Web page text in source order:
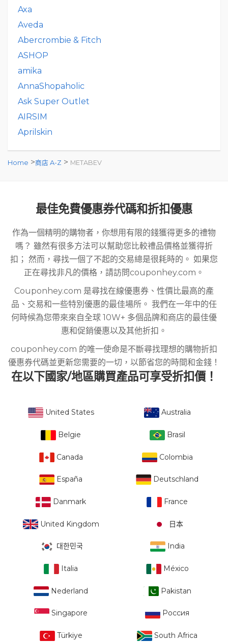
Axa
Aveda
Abercrombie & Fitch
ASHOP
amika
AnnaShopaholic
Ask Super Outlet
AIRSIM
Aprilskin
Home >商店 A-Z > METABEV
最佳免費優惠券代碼和折扣優惠
作為一個精明的購物者，你想用有限的錢獲得更多的禮物
嗎？ 雖然有很多方法可以幫助您比較禮品價格並獲得折
扣； 然而，尋找一個了不起的交易總是很耗時的。 如果您
正在尋找非凡的價格，請訪問couponhey.com。
Couponhey.com 是尋找在線優惠券、性價比最高的產
品、交易和一些特別優惠的最佳場所。 我們在一年中的任
何時候為您帶來來自全球 10W+ 多個品牌和商店的最佳優
惠和促銷優惠以及其他折扣。
couponhey.com 的唯一使命是不斷尋找理想的購物折扣
優惠券代碼並更新您需要的一切，以節省您的時間和金錢！
在以下國家/地區購買產品可享受折扣價！
United States Australia
Belgie Brasil
Canada Colombia
España Deutschland
Danmark France
United Kingdom 日本
대한민국 India
Italia México
Nederland Pakistan
Singapore Россия
Türkiye South Africa